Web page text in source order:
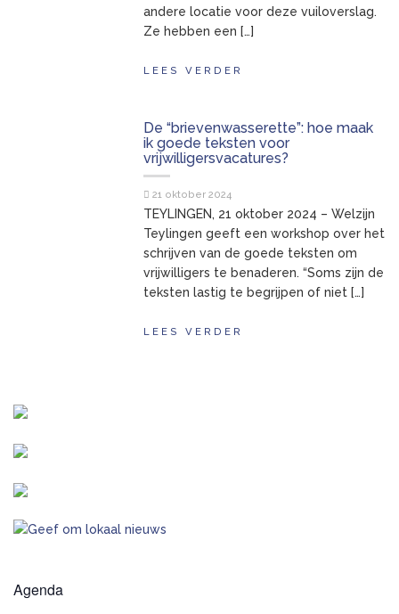
andere locatie voor deze vuiloverslag.
Ze hebben een […]
LEES VERDER
De “brievenwasserette”: hoe maak
ik goede teksten voor
vrijwilligersvacatures?
21 oktober 2024
TEYLINGEN, 21 oktober 2024 – Welzijn
Teylingen geeft een workshop over het
schrijven van de goede teksten om
vrijwilligers te benaderen. “Soms zijn de
teksten lastig te begrijpen of niet […]
LEES VERDER
Agenda